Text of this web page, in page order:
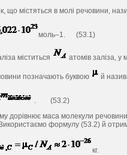
що містяться в молі речовини,
моль–1. (53.1)
міститься атомів заліза, у
позначають буквою й
. (53.2)
дорівнює маса молекули
формулу (53.2) й
кг.